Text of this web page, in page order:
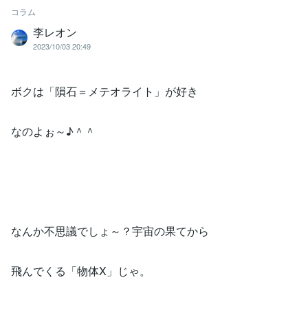
コラム
李レオン
2023/10/03 20:49
ボクは「隕石＝メテオライト」が好き
なのよぉ～♪＾＾
なんか不思議でしょ～？宇宙の果てから
飛んでくる「物体X」じゃ。